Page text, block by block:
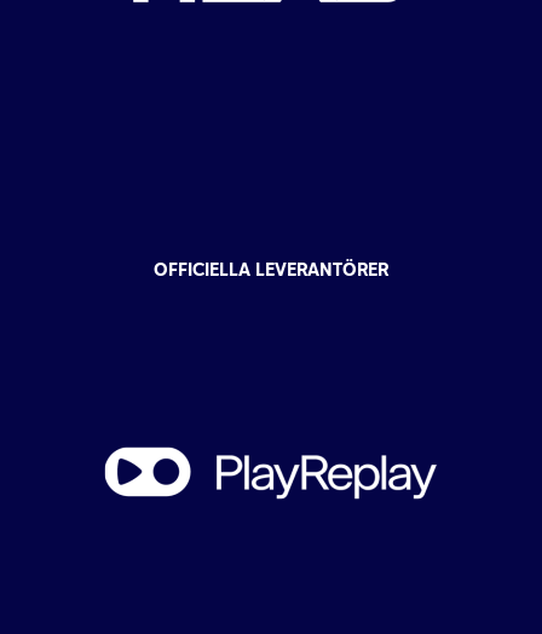
OFFICIELLA LEVERANTÖRER